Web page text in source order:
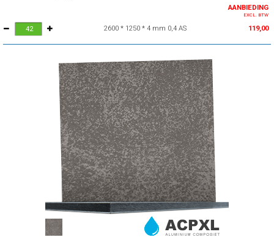
AANBIEDING
EXCL. BTW
2600 * 1250 * 4 mm 0,4 AS 119,00